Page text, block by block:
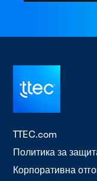
TTEC.com
Политика за
Корпоративна